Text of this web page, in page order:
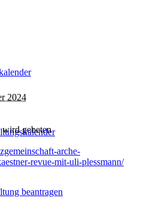
beantragen
2024
gebeten
arche-
revue-mit-uli-plessmann/